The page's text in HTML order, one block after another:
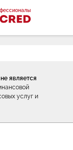
не является
услуг и